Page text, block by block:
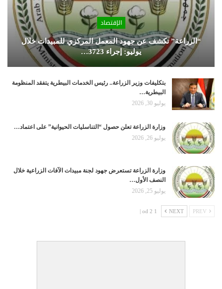
الإقتصاد
“الزراعة” تكشف عن جهود المعمل المركزي للمبيدات خلال
يوليو: إجراء 3723…
بتكليفات وزير الزراعة.. رئيس الخدمات البيطرية يتفقد المنظومة
البيطرية…
يوليو 30, 2026
وزارة الزراعة تعلن حصول “التناسليات الحيوانية” على اعتماد…
يوليو 26, 2026
وزارة الزراعة تستعرض جهود لجنة مبيدات الآفات الزراعية خلال
النصف الأول…
يوليو 25, 2026
NEXT
1 od 2 |